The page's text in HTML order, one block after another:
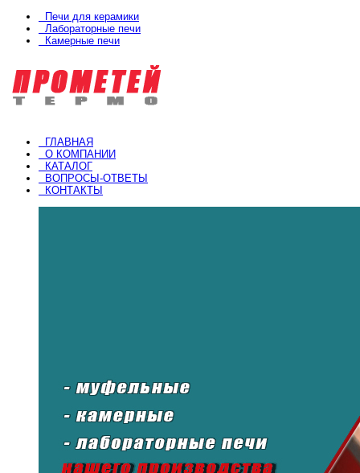
Печи для керамики
Лабораторные печи
Камерные печи
ГЛАВНАЯ
О КОМПАНИИ
КАТАЛОГ
ВОПРОСЫ-ОТВЕТЫ
КОНТАКТЫ